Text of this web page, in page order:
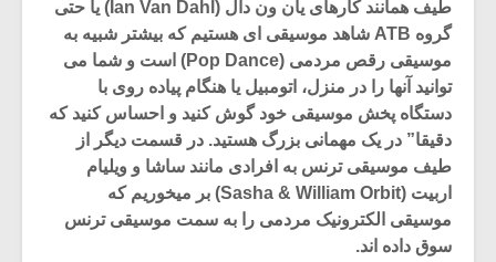
طیف همانند کارهای یان ون دال (Ian Van Dahl) یا حتی
گروه ATB شاهد موسیقی ای هستیم که بیشتر شبیه به
موسیقی رقص مردمی (Pop Dance) است و شما می
را در منزل، اتومبیل یا هنگام پیاده روی با
پخش موسیقی خود گوش کنید و احساس کنید که
یک مهمانی بزرگ هستید. در قسمت دیگر از
ترنس به افرادی مانند ساشا و ویلیام
اربیت (Sasha & William Orbit) بر میخوریم که
الکترونیک مردمی را به سمت موسیقی ترنس